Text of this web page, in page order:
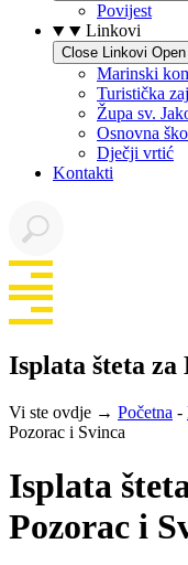
Povijest
Linkovi
Close Linkovi
Marinski
Turistička
Župa sv.
Osnovna
Dječji vrtić
Kontakti
Isplata šteta za
Vi ste ovdje → Početna -
Pozorac i Svinca
Isplata
Pozorac i